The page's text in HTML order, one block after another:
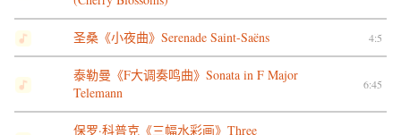
圣桑《小夜曲》Serenade Saint-Saëns 4:5
泰勒曼《F大调奏鸣曲》Sonata in F Major
Telemann
6:45
保罗·科普克《三幅水彩画》Three